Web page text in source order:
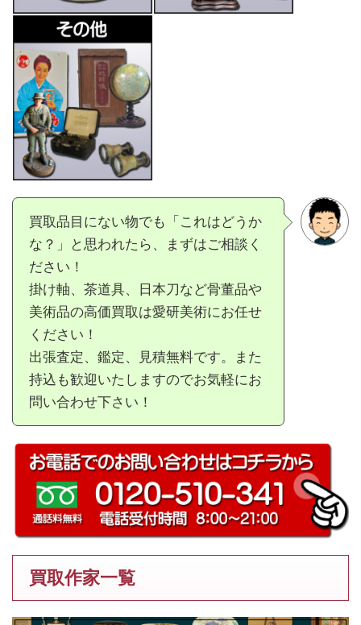
買取品目にない物でも「これはどうか
な？」と思われたら、まずはご相談く
ださい！
掛け軸、茶道具、日本刀など骨董品や
美術品の高価買取は愛研美術にお任せ
ください！
出張査定、鑑定、見積無料です。また
持込も歓迎いたしますのでお気軽にお
問い合わせ下さい！
買取作家一覧